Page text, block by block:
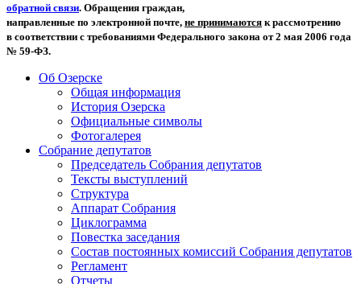
обратной связи. Обращения граждан,
направленные по электронной почте, не принимаются к рассмотрению
в соответствии с требованиями Федерального закона от 2 мая 2006 года
№ 59-ФЗ.
Об Озерске
Общая информация
История Озерска
Официальные символы
Фотогалерея
Собрание депутатов
Председатель Собрания депутатов
Тексты выступлений
Структура
Аппарат Собрания
Циклограмма
Повестка заседания
Состав постоянных комиссий Собрания депутатов
Регламент
Отчеты